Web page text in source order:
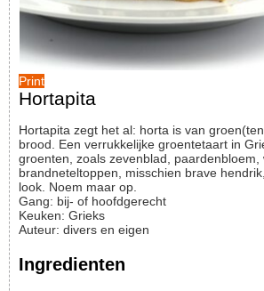
Print
Hortapita
Hortapita zegt het al: horta is van groen(ten) en pita is van
brood. Een verrukkelijke groentetaart in
groenten, zoals zevenblad, paardenbloem,
brandneteltoppen, misschien brave
look. Noem maar op.
Gang: bij- of hoofdgerecht
Keuken: Grieks
Auteur: divers en eigen
Ingredienten